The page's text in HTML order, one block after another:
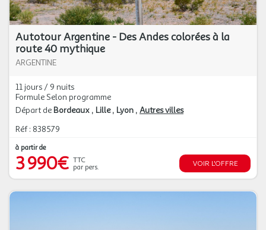
Autotour Argentine - Des Andes colorées à la
route 40 mythique
ARGENTINE
11 jours / 9 nuits
Formule Selon programme
Départ de Bordeaux Lille Lyon Autres villes
Réf : 838579
à partir de
3 990€ TTC
par pers.
VOIR L'OFFRE